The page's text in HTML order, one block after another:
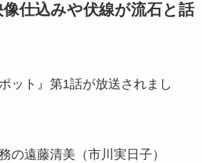
仕込みや伏線が流石と話
ット』第1話が放送されまし
の遠藤清美（市川実日子）